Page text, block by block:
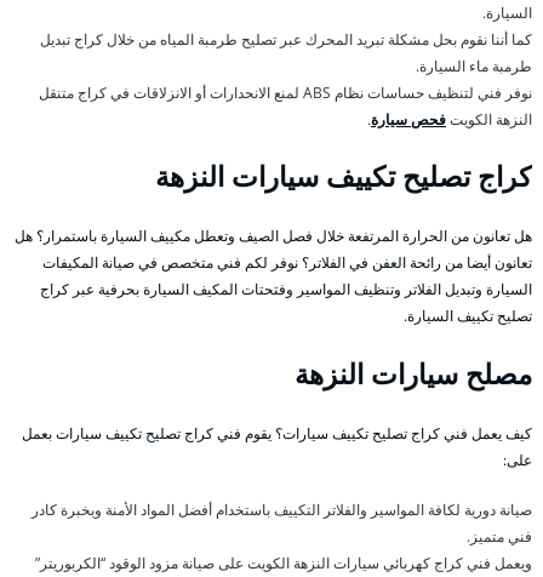
السيارة.
كما أننا نقوم بحل مشكلة تبريد المحرك عبر تصليح طرمبة المياه من خلال كراج تبديل
طرمبة ماء السيارة.
نوفر فني لتنظيف حساسات نظام ABS لمنع الانحدارات أو الانزلاقات في كراج متنقل
النزهة الكويتفحص سيارة.
كراج تصليح تكييف سيارات النزهة
هل تعانون من الحرارة المرتفعة خلال فصل الصيف وتعطل مكييف السيارة باستمرار؟ هل
تعانون أيضا من رائحة العفن في الفلاتر؟ نوفر لكم فني متخصص في صيانة المكيفات
السيارة وتبديل الفلاتر وتنظيف المواسير وفتحتات المكيف السيارة بحرفية عبر كراج
تصليح تكييف السيارة.
مصلح سيارات النزهة
كيف يعمل فني كراج تصليح تكييف سيارات؟ يقوم فني كراج تصليح تكييف سيارات بعمل
على:
صيانة دورية لكافة المواسير والفلاتر التكييف باستخدام أفضل المواد الأمنة وبخبرة كادر
فني متميز.
ويعمل فني كراج كهربائي سيارات النزهة الكويت على صيانة مزود الوقود “الكربوريتر”